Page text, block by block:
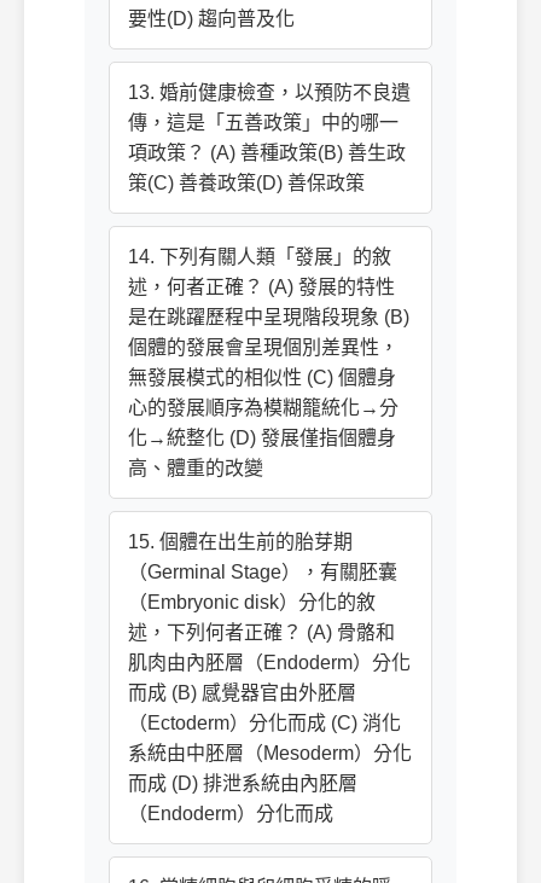
要性(D) 趨向普及化
13. 婚前健康檢查，以預防不良遺
傳，這是「五善政策」中的哪一
項政策？ (A) 善種政策(B) 善生政
策(C) 善養政策(D) 善保政策
14. 下列有關人類「發展」的敘
述，何者正確？ (A) 發展的特性
是在跳躍歷程中呈現階段現象 (B)
個體的發展會呈現個別差異性，
無發展模式的相似性 (C) 個體身
心的發展順序為模糊籠統化→分
化→統整化 (D) 發展僅指個體身
高、體重的改變
15. 個體在出生前的胎芽期
（Germinal Stage），有關胚囊
（Embryonic disk）分化的敘
述，下列何者正確？ (A) 骨骼和
肌肉由內胚層（Endoderm）分化
而成 (B) 感覺器官由外胚層
（Ectoderm）分化而成 (C) 消化
系統由中胚層（Mesoderm）分化
而成 (D) 排泄系統由內胚層
（Endoderm）分化而成